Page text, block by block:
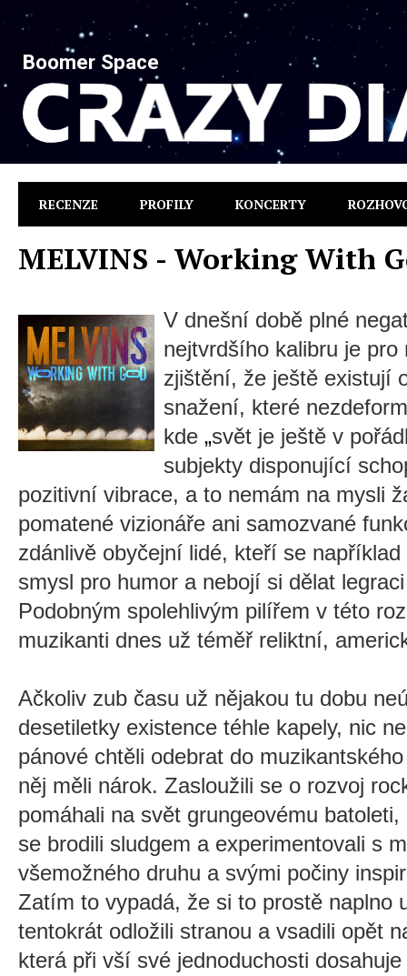
Boomer Space
RECENZE PROFILY KONCERTY
MELVINS - Working With
V dnešní době plné
nejtvrdšího kalibru je
zjištění, že ještě existují
snažení, které
kde „svět je ještě v
subjekty disponující
pozitivní vibrace, a to nemám na mysli
pomatené vizionáře ani samozvané
zdánlivě obyčejní lidé, kteří se
smysl pro humor a nebojí si dělat
Podobným spolehlivým pilířem v této
muzikanti dnes už téměř reliktní,
Ačkoliv zub času už nějakou tu dobu
desetiletky existence téhle kapely, nic
pánové chtěli odebrat do
něj měli nárok. Zasloužili se o rozvoj
pomáhali na svět grungeovému
se brodili sludgem a experimentovali s
všemožného druhu a svými počiny
Zatím to vypadá, že si to prostě naplno
tentokrát odložili stranou a vsadili opět
která při vší své jednoduchosti